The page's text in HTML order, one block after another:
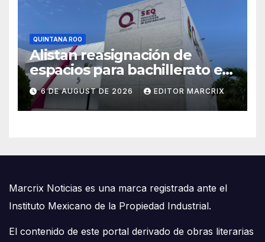
QUINTANA ROO
Alistan reasignación de
espacios para bachillerato en
Quintana Roo
6 DE AUGUST DE 2026 EDITOR MARCRIX
Marcrix Noticias es una marca registrada ante el
Instituto Mexicano de la Propiedad Industrial.
El contenido de este portal derivado de obras literarias